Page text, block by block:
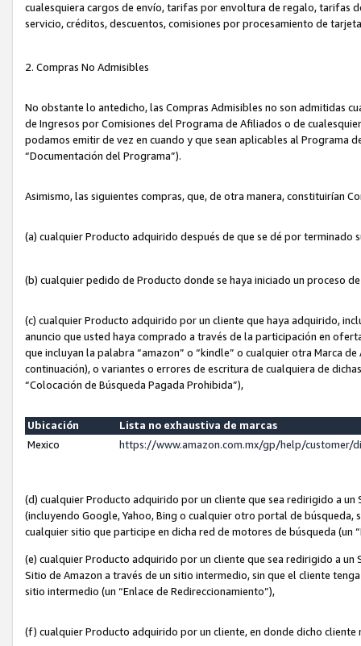
cualesquiera cargos de envío, tarifas por envoltura de regalo, tarifas
servicio, créditos, descuentos, comisiones por procesamiento de
2. Compras No Admisibles
No obstante lo antedicho, las Compras Admisibles no son admitidas
de Ingresos por Comisiones del Programa de Afiliados o de
podamos emitir de vez en cuando y que sean aplicables al Programa
“Documentación del Programa”).
Asimismo, las siguientes compras, que, de otra manera, constituirían
(a) cualquier Producto adquirido después de que se dé por terminado
(b) cualquier pedido de Producto donde se haya iniciado un proceso
(c) cualquier Producto adquirido por un cliente que haya adquirido,
anuncio que usted haya comprado a través de la participación en
que incluyan la palabra “amazon” o “kindle” o cualquier otra Marca
continuación), o variantes o errores de escritura de cualquiera de
“Colocación de Búsqueda Pagada Prohibida”),
Ubicación
Lista no exhaustiva de marcas
Mexico
https://www.amazon.com.mx/gp/help/customer/
(d) cualquier Producto adquirido por un cliente que sea redirigido a
(incluyendo Google, Yahoo, Bing o cualquier otro portal de
cualquier sitio que participe en dicha red de motores de búsqueda (un
(e) cualquier Producto adquirido por un cliente que sea redirigido a un
Sitio de Amazon a través de un sitio intermedio, sin que el cliente
sitio intermedio (un “Enlace de Redireccionamiento”),
(f) cualquier Producto adquirido por un cliente, en donde dicho